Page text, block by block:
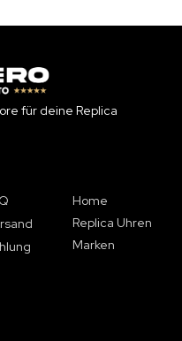
für deine Replica
Home
Replica Uhren
Marken